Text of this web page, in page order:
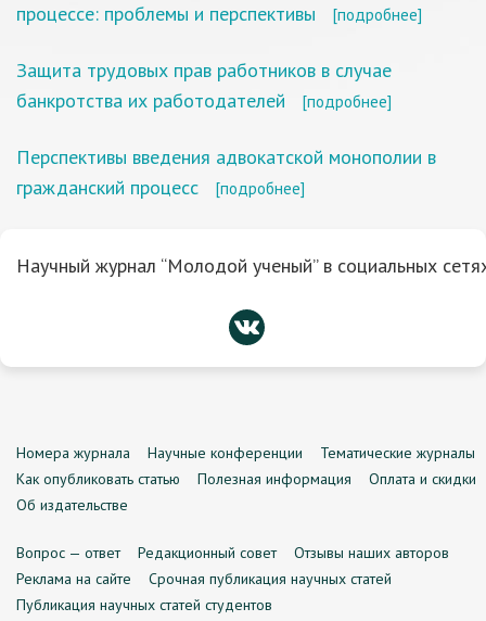
процессе: проблемы и перспективы
[подробнее]
Защита трудовых прав работников в случае
банкротства их работодателей
[подробнее]
Перспективы введения адвокатской монополии в
гражданский процесс
[подробнее]
Научный журнал “Молодой ученый” в социальных
Номера журнала Научные конференции
Тематические журналы
Как опубликовать статью
Полезная информация
Оплата и скидки
Об издательстве
Вопрос — ответ Редакционный совет
Отзывы наших авторов
Реклама на сайте
Срочная публикация научных статей
Публикация научных статей студентов